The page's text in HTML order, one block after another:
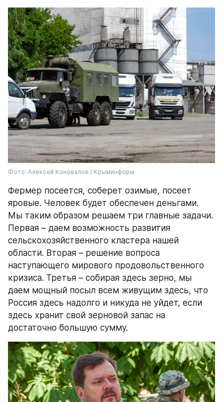
Фото: Алексей Коновалов / Крыминформ
Фермер посеется, соберет озимые, посеет
яровые. Человек будет обеспечен деньгами.
Мы таким образом решаем три главные задачи.
Первая – даем возможность развития
сельскохозяйственного кластера нашей
области. Вторая – решение вопроса
наступающего мирового продовольственного
кризиса. Третья – собирая здесь зерно, мы
даем мощный посыл всем живущим здесь, что
Россия здесь надолго и никуда не уйдет, если
здесь хранит свой зерновой запас на
достаточно большую сумму.